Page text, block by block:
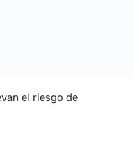
el riesgo de